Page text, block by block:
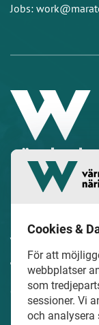
Jobs:
värdefulla
från och
dess
läsvärt
Cookies &
För att
webbplatser
som
sessioner. Vi
och